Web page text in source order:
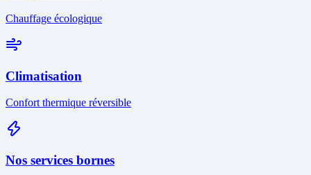
Chauffage écologique
Climatisation
Confort thermique réversible
Nos services bornes